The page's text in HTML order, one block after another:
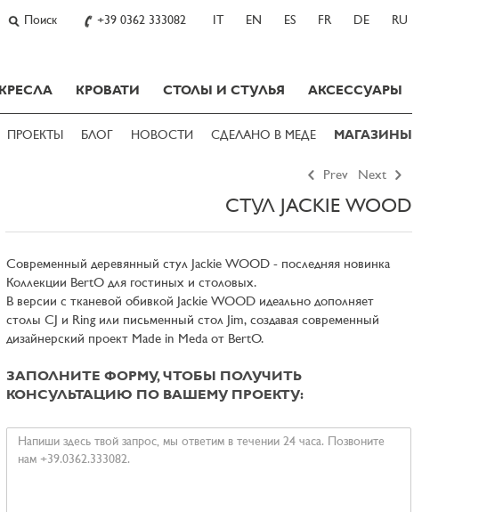
Поиск +39 0362 333082 IT EN ES FR DE RU
КРЕСЛА КРОВАТИ СТОЛЫ И СТУЛЬЯ АКСЕССУАРЫ
ПРОЕКТЫ БЛОГ НОВОСТИ СДЕЛАНО В МЕДЕ МАГАЗИНЫ
Prev Next
СТУЛ JACKIE WOOD
Современный деревянный стул Jackie WOOD - последняя новинка
Коллекции BertO для гостиных и столовых.
В версии с тканевой обивкой Jackie WOOD идеально дополняет
столы CJ и Ring или письменный стол Jim, создавая современный
дизайнерский проект Made in Meda от BertO.
ЗАПОЛНИТЕ ФОРМУ, ЧТОБЫ ПОЛУЧИТЬ
КОНСУЛЬТАЦИЮ ПО ВАШЕМУ ПРОЕКТУ:
Ваше
сообщение